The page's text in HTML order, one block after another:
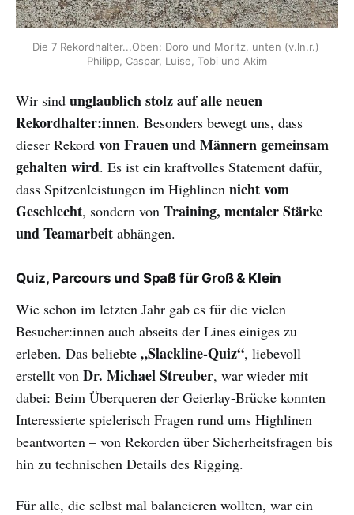
Die 7 Rekordhalter...Oben: Doro und Moritz, unten (v.ln.r.)
Philipp, Caspar, Luise, Tobi und Akim
Wir sind unglaublich stolz auf alle neuen
Rekordhalter:innen. Besonders bewegt uns, dass
dieser Rekord von Frauen und Männern gemeinsam
gehalten wird. Es ist ein kraftvolles Statement dafür,
dass Spitzenleistungen im Highlinen nicht vom
Geschlecht, sondern von Training, mentaler Stärke
und Teamarbeit abhängen.
Quiz, Parcours und Spaß für Groß & Klein
Wie schon im letzten Jahr gab es für die vielen
Besucher:innen auch abseits der Lines einiges zu
erleben. Das beliebte „Slackline-Quiz“, liebevoll
erstellt von Dr. Michael Streuber, war wieder mit
dabei: Beim Überqueren der Geierlay-Brücke konnten
Interessierte spielerisch Fragen rund ums Highlinen
beantworten – von Rekorden über Sicherheitsfragen bis
hin zu technischen Details des Rigging.
Für alle, die selbst mal balancieren wollten, war ein